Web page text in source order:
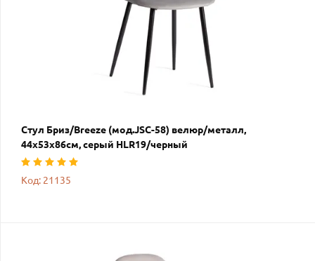
Стул Бриз/Breeze (мод.JSC-58) велюр/металл,
44х53х86см, серый HLR19/черный
Код: 21135